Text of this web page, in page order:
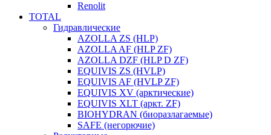
Renolit
TOTAL
Гидравлические
AZOLLA ZS (HLP)
AZOLLA AF (HLP ZF)
AZOLLA DZF (HLP D ZF)
EQUIVIS ZS (HVLP)
EQUIVIS AF (HVLP ZF)
EQUIVIS XV (арктические)
EQUIVIS XLT (аркт. ZF)
BIOHYDRAN (биоразлагаемые)
SAFE (негорючие)